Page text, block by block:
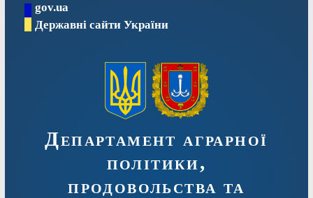
Перейтиgov.ua
Державні сайти України
Департамент аграрної
політики,
продовольства та